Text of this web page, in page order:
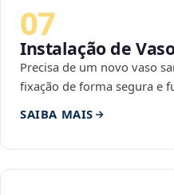
07
Instalação de
Precisa de um novo vaso
fixação de forma segura e
SAIBA MAIS